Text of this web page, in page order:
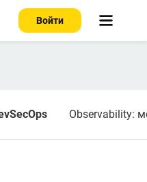
Войти
Observability: